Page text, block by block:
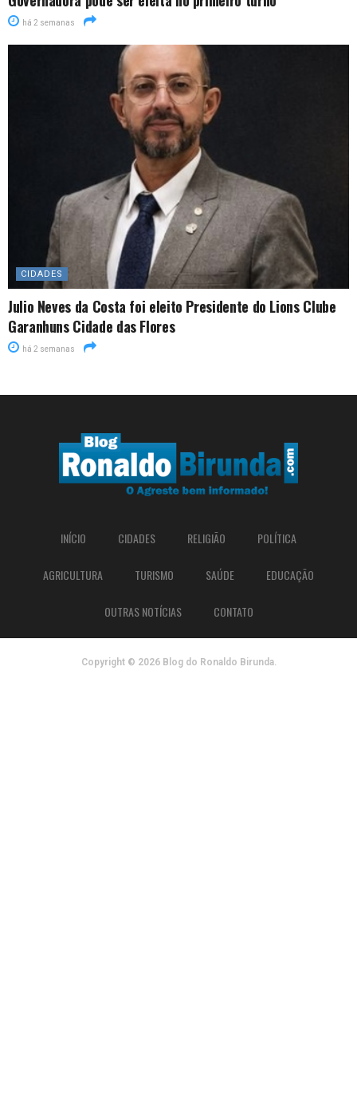
há 2 semanas
CIDADES
Julio Neves da Costa foi eleito Presidente do Lions Clube
Garanhuns Cidade das Flores
há 2 semanas
INÍCIO CIDADES RELIGIÃO POLÍTICA
AGRICULTURA TURISMO SAÚDE EDUCAÇÃO
OUTRAS NOTÍCIAS CONTATO
Copyright © 2026 Blog do Ronaldo Birunda.